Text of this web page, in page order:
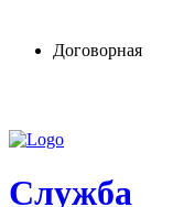
Договорная
Служба